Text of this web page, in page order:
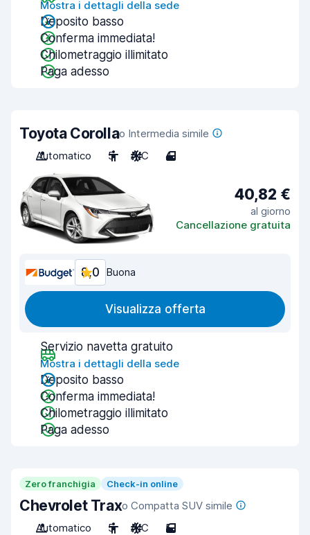
Mostra i dettagli della sede
Deposito basso
Conferma immediata!
Chilometraggio illimitato
Paga adesso
Toyota Corollao Intermedia simile
Automatico
5 A/C 4
40,82 €
al giorno
Cancellazione gratuita
8,0 Buona
Visualizza offerta
Servizio navetta gratuito
Mostra i dettagli della sede
Deposito basso
Conferma immediata!
Chilometraggio illimitato
Paga adesso
Zero franchigia Check-in online
Chevrolet Traxo Compatta SUV simile
Automatico
5 A/C 5